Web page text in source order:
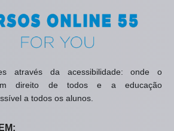
através da acessibilidade: onde o
direito de todos e a educação
a todos os alunos.